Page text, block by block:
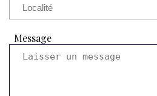
Message